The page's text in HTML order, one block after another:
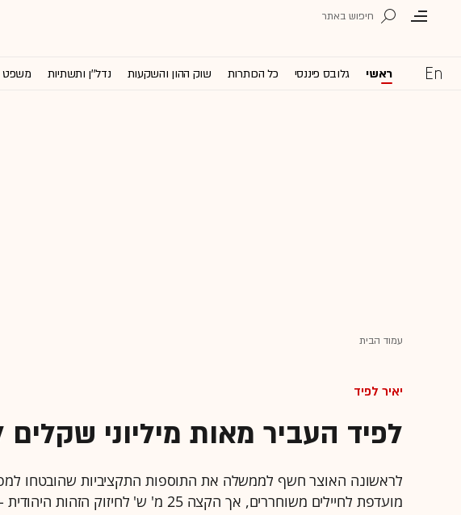
ראשי גלובס פיננסי כל הכותרות שוק ההון והשקעות נדל''ן ותשתיות משפט
עמוד הבית
יאיר לפיד
לפיד העביר מאות מיליוני
מועדפת לחיילים משוחררים, אך הקצה 25 מ' ש' לחיזוק הזהות היהודית - וזו רק ההתחלה